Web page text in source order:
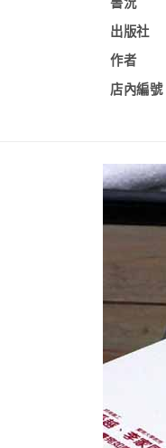
出版社
作者
店內編號